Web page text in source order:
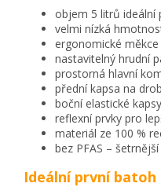
objem 5 litrů ideální
velmi nízká
ergonomické
nastavitelný hrudní
prostorná hlavní
přední kapsa na
boční elastické
reflexní prvky pro
materiál ze 100 %
bez PFAS –
Ideální první batoh